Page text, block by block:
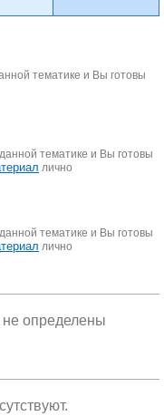
тематике и Вы готовы
тематике и Вы готовы
лично
тематике и Вы готовы
лично
определены